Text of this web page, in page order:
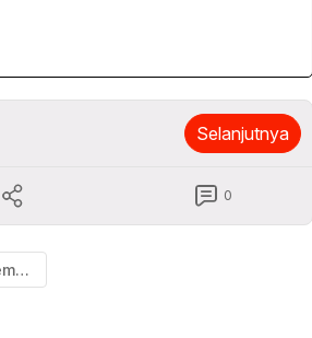
Selanjutnya
0
persita vs arema fc